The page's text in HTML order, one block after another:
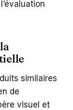
similaires
de
visuel et